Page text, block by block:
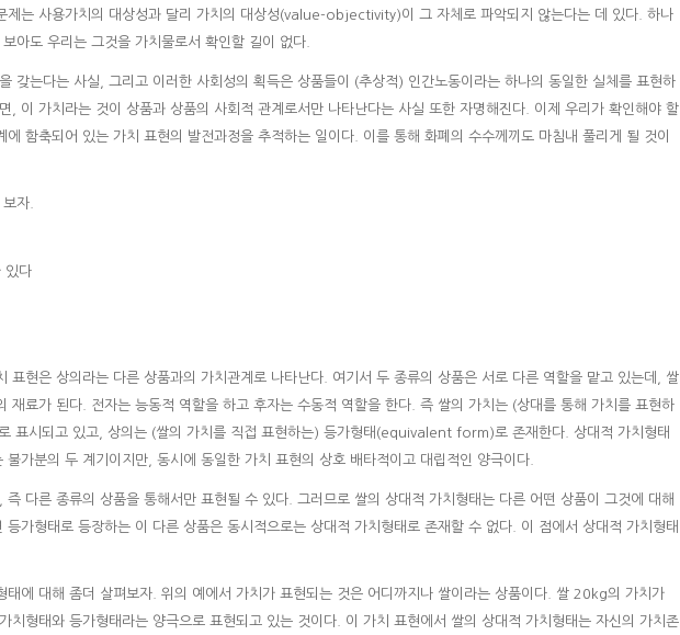
제는 사용가치의 대상성과 달리 가치의 대상성(value-objectivity)이 그 자체로 파악되지 않는다는 데 있다. 하나
아도 우리는 그것을 가치물로서 확인할 길이 없다.
갖는다는 사실, 그리고 이러한 사회성의 획득은 상품들이 (추상적) 인간노동이라는 하나의 동일한 실체를 표현하
, 이 가치라는 것이 상품과 상품의 사회적 관계로서만 나타난다는 사실 또한 자명해진다. 이제 우리가 확인해야 할
함축되어 있는 가치 표현의 발전과정을 추적하는 일이다. 이를 통해 화폐의 수수께끼도 마침내 풀리게 될 것이
자.
있다
표현은 상의라는 다른 상품과의 가치관계로 나타난다. 여기서 두 종류의 상품은 서로 다른 역할을 맡고 있는데, 쌀
재료가 된다. 전자는 능동적 역할을 하고 후자는 수동적 역할을 한다. 즉 쌀의 가치는 (상대를 통해 가치를 표현하
시되고 있고, 상의는 (쌀의 가치를 직접 표현하는) 등가형태(equivalent form)로 존재한다. 상대적 가치형태
가분의 두 계기이지만, 동시에 동일한 가치 표현의 상호 배타적이고 대립적인 양극이다.
다른 종류의 상품을 통해서만 표현될 수 있다. 그러므로 쌀의 상대적 가치형태는 다른 어떤 상품이 그것에 대해
가형태로 등장하는 이 다른 상품은 동시적으로는 상대적 가치형태로 존재할 수 없다. 이 점에서 상대적 가치형태
태에 대해 좀더 살펴보자. 위의 예에서 가치가 표현되는 것은 어디까지나 쌀이라는 상품이다. 쌀 20kg의 가치가
치형태와 등가형태라는 양극으로 표현되고 있는 것이다. 이 가치 표현에서 쌀의 상대적 가치형태는 자신의 가치존